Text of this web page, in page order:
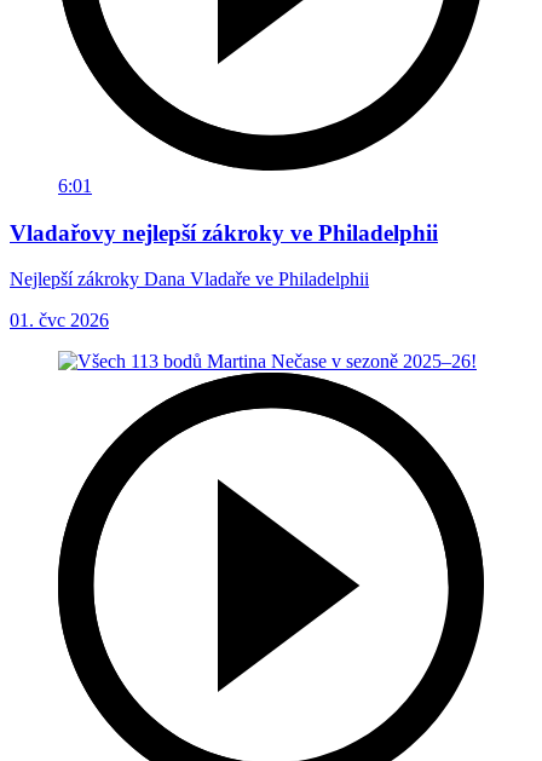
6:01
Vladařovy nejlepší zákroky ve Philadelphii
Nejlepší zákroky Dana Vladaře ve Philadelphii
01. čvc 2026